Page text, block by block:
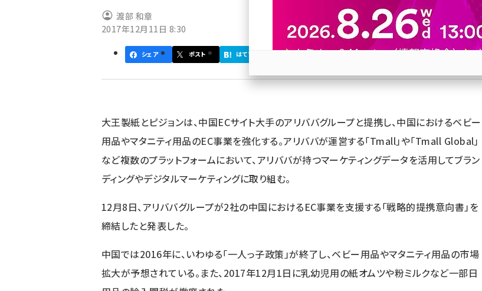
渡部 和章
2017年12月11日 8:30
シェア ポスト はてブ
大王製紙とピジョンは、中国ECサイト大手のアリババグループと提携し、中国におけるベビー
用品やマタニティ用品のEC事業を強化する。アリババが運営する「Tmall」や「Tmall Global」
など複数のプラットフォームにおいて、アリババが持つマーケティングデータを活用してブラン
ディングやデジタルマーケティングに取り組む。
12月8日、アリババグループが2社の中国におけるEC事業を支援する「戦略的提携意向書」を
締結したと発表した。
中国では2016年に、いわゆる「一人っ子政策」が終了し、ベビー用品やマタニティ用品の市場
拡大が予想されている。また、2017年12月1日に乳幼児用の紙オムツや粉ミルクなど一部日